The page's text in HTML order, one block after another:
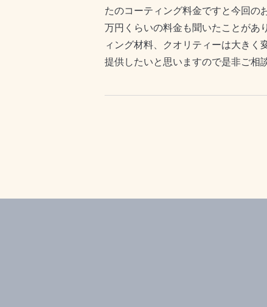
たのコーティング料金ですと今回の
万円くらいの料金も聞いたことがあ
ィング材料、クオリティーは大き
提供したいと思いますので是非ご相